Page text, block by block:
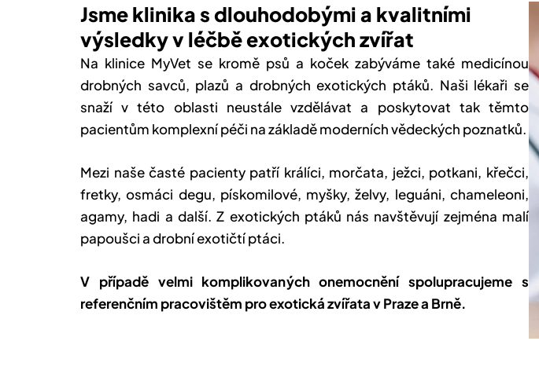
Jsme klinika s dlouhodobými a kvalitními
výsledky v léčbě exotických zvířat
Na klinice MyVet se kromě psů a koček zabýváme také medicínou
drobných savců, plazů a drobných exotických ptáků. Naši lékaři se
snaží v této oblasti neustále vzdělávat a poskytovat tak těmto
pacientům komplexní péči na základě moderních vědeckých poznatků.
Mezi naše časté pacienty patří králíci, morčata, ježci, potkani, křečci,
fretky, osmáci degu, pískomilové, myšky, želvy, leguáni, chameleoni,
agamy, hadi a další. Z exotických ptáků nás navštěvují zejména malí
papoušci a drobní exotičtí ptáci.
V případě velmi komplikovaných onemocnění spolupracujeme s
referenčním pracovištěm pro exotická zvířata v Praze a Brně.